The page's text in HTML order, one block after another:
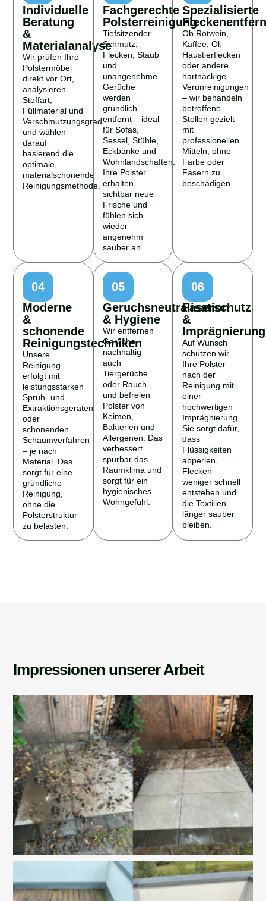
Individuelle
Beratung
&
Materialanalyse
Wir prüfen Ihre
Polstermöbel
direkt vor Ort,
analysieren
Stoffart,
Füllmaterial und
Verschmutzungsgrad
und wählen
darauf
basierend die
optimale,
materialschonende
Reinigungsmethode.
Fachgerechte
Polsterreinigung
Tiefsitzender
Schmutz,
Flecken, Staub
und
unangenehme
Gerüche
werden
gründlich
entfernt – ideal
für Sofas,
Sessel, Stühle,
Eckbänke und
Wohnlandschaften.
Ihre Polster
erhalten
sichtbar neue
Frische und
fühlen sich
wieder
angenehm
sauber an.
Spezialisierte
Ob Rotwein,
Kaffee, Öl,
Haustierflecken
oder andere
hartnäckige
Verunreinigungen
– wir behandeln
betroffene
Stellen gezielt
mit
professionellen
Mitteln, ohne
Farbe oder
Fasern zu
beschädigen.
04
Moderne
&
schonende
Reinigungstechniken
Unsere
Reinigung
erfolgt mit
leistungsstarken
Sprüh- und
Extraktionsgeräten
oder
schonenden
Schaumverfahren
– je nach
Material. Das
sorgt für eine
gründliche
Reinigung,
ohne die
Polsterstruktur
zu belasten.
05
Geruchsneutralisation
& Hygiene
Wir entfernen
Gerüche
nachhaltig –
auch
Tiergerüche
oder Rauch –
und befreien
Polster von
Keimen,
Bakterien und
Allergenen. Das
verbessert
spürbar das
Raumklima und
sorgt für ein
hygienisches
Wohngefühl.
06
Faserschutz
&
Imprägnierung
Auf Wunsch
schützen wir
Ihre Polster
nach der
Reinigung mit
einer
hochwertigen
Imprägnierung.
Sie sorgt dafür,
dass
Flüssigkeiten
abperlen,
Flecken
weniger schnell
entstehen und
die Textilien
länger sauber
bleiben.
Impressionen unserer Arbeit